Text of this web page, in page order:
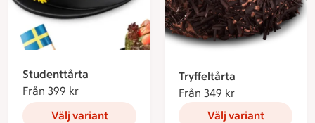
Studenttårta
Från 399 kr
Välj variant
Tryffeltårta
Från 349 kr
Välj variant